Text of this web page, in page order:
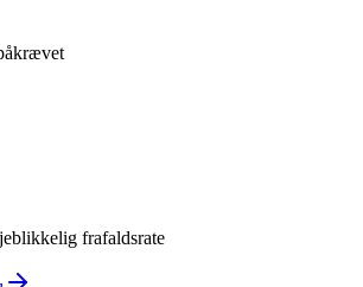
frafaldsrate